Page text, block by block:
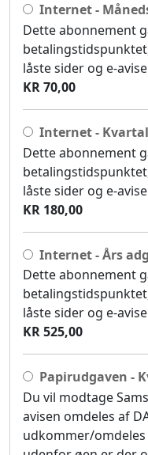
Internet -
Dette abonnement
låste sider og e-
KR 70,00
Internet -
Dette abonnement
låste sider og e-
KR 180,00
Internet - Års
Dette abonnement
låste sider og e-
KR 525,00
Papirudgaven -
Du vil modtage
avisen omdeles af
udkommer/